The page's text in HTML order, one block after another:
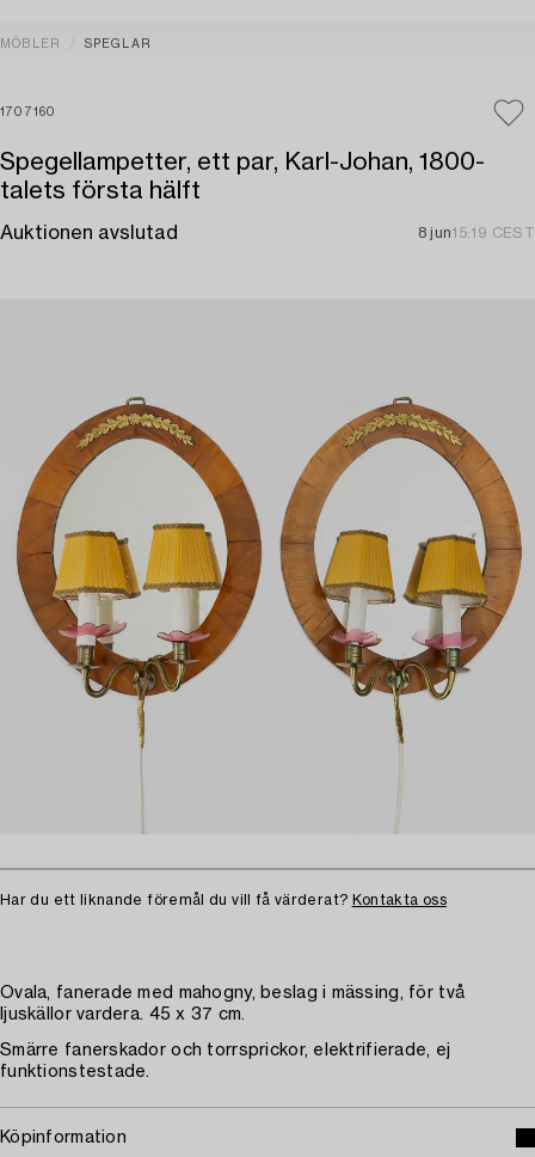
MÖBLER SPEGLAR
1707160
Spegellampetter, ett par, Karl-Johan, 1800-
talets första hälft
Auktionen avslutad 8 jun15:19 CEST
Har du ett liknande föremål du vill få värderat? Kontakta oss
Ovala, fanerade med mahogny, beslag i mässing, för två
ljuskällor vardera. 45 x 37 cm.
Smärre fanerskador och torrsprickor, elektrifierade, ej
funktionstestade.
Köpinformation